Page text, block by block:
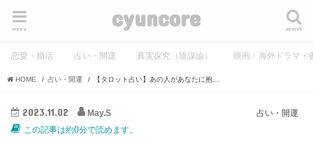
cyuncore search
menu
恋愛・婚活 占い・開運 真実探究（陰謀論） 映画・海外ドラマ・
HOME 占い・開運
占い・開運
2023.11.02
May.S
この記事は約0分で読めます。